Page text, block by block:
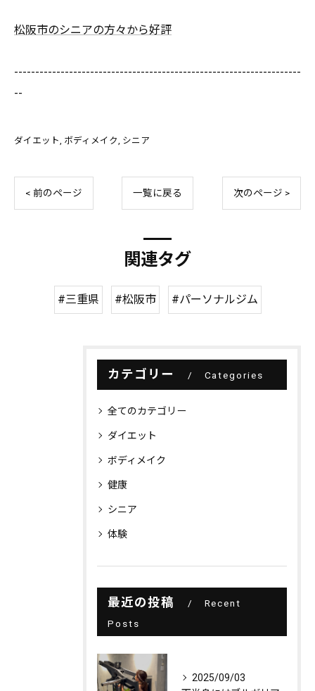
松阪市のシニアの方々から好評
--------------------------------------------------------------------
--
ダイエット ボディメイク シニア
< 前のページ 一覧に戻る 次のページ >
関連タグ
#三重県 #松阪市 #パーソナルジム
カテゴリー Categories
全てのカテゴリー
ダイエット
ボディメイク
健康
シニア
体験
最近の投稿
Recent
Posts
2025/09/03